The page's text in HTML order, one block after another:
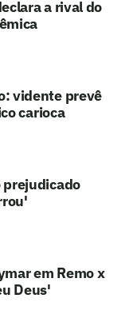
a rival do
vidente prevê
carioca
prejudicado
em Remo x
Deus'